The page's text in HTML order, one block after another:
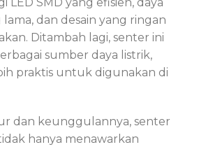
dan desain yang ringan
Ditambah lagi, senter ini
sumber daya listrik,
praktis untuk digunakan di
dan keunggulannya, senter
hanya menawarkan